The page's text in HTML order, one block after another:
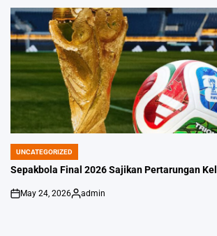
POSTED
IN
UNCATEGORIZED
Sepakbola Final 2026 Sajikan Pertarungan
on
May 24, 2026
Posted
admin